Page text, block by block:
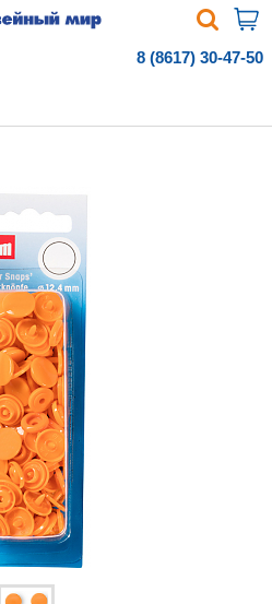
8 (8617) 30-47-50